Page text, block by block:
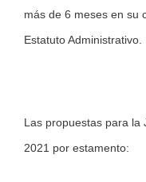
más de 6 meses en su
Estatuto Administrativo.
Las propuestas para la
2021 por estamento: